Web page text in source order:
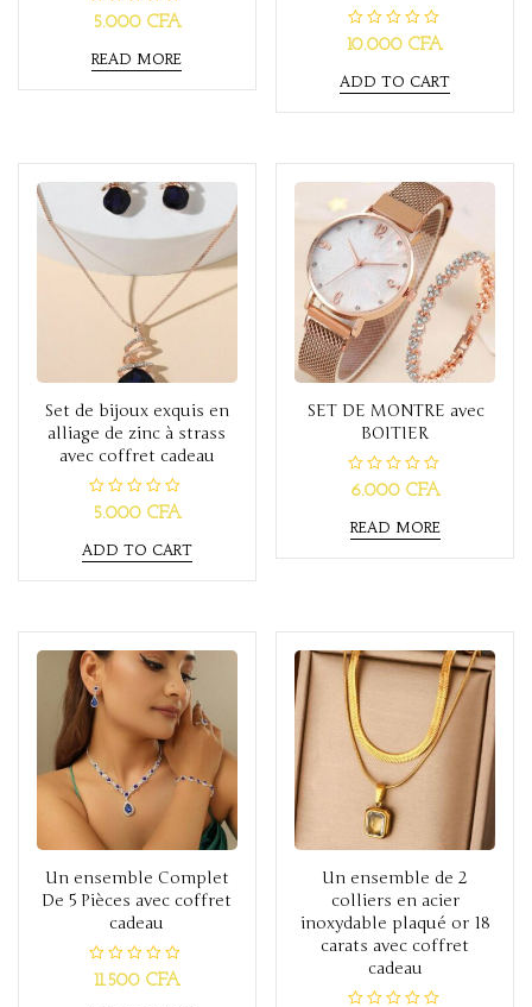
R
a
e
d
0
5.000 CFA
READ MORE
R
a
e
d
0
o
f
10.000CFA
ADD TO CART
Set de bijoux exquis en
alliage de zinc à strass
avec coffret cadeau
R
a
e
d
0
o
f
5
5.000 CFA
ADD TO CART
SET DE MONTRE avec
BOITIER
R
a
e
d
0
6.000 CFA
READ MORE
Un ensemble Complet
De 5 Pièces avec coffret
cadeau
R
a11.500 CFA
Un ensemble de 2
colliers en acier
inoxydable plaqué or 18
carats avec coffret
cadeau